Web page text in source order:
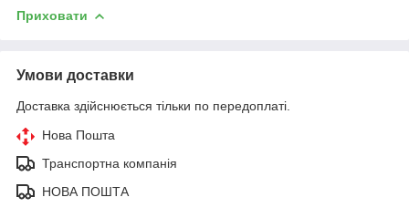
Приховати
Умови доставки
Доставка здійснюється тільки по передоплаті.
Нова Пошта
Транспортна компанія
НОВА ПОШТА